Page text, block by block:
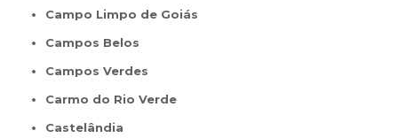
Campo Limpo de Goiás
Campos Belos
Campos Verdes
Carmo do Rio Verde
Castelândia